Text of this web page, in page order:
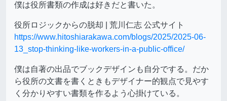
僕は役所書類の作成は好きだと書いた。
役所ロジックからの脱却 | 荒川仁志 公式サイト
https://www.hitoshiarakawa.com/blogs/2025/2025-06-
13_stop-thinking-like-workers-in-a-public-office/
僕は自著の出品でブックデザインも自分でする。だか
ら役所の文書を書くときもデザイナー的観点で見やす
く分かりやすい書類を作るよう心掛けている。